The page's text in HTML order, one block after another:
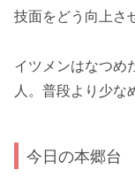
技面をどう向上さ
イツメンはなつめ
人。普段より少な
今日の本郷台